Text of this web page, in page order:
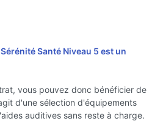
Santé Niveau 5 est un
vous pouvez donc bénéficier de
d'une sélection d'équipements
auditives sans reste à charge.